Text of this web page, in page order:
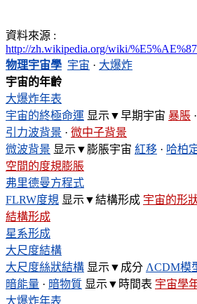
資料來源 :
http://zh.wikipedia.org/wiki/
物理宇宙學 宇宙 · 大爆炸
宇宙的年齡
大爆炸年表
宇宙的終極命運 显示▼早期宇宙 暴脹 ·
引力波背景 · 微中子背景
微波背景 显示▼ 膨脹宇宙 紅移 · 哈柏
空間的度規膨脹
弗里德曼方程式
FLRW度規 显示▼結構形成 宇宙的形
結構形成
星系形成
大尺度結構
大尺度絲狀結構 显示▼ 成分 ΛCDM模
暗能量 · 暗物質 显示▼ 時間表 宇宙學
大爆炸年表